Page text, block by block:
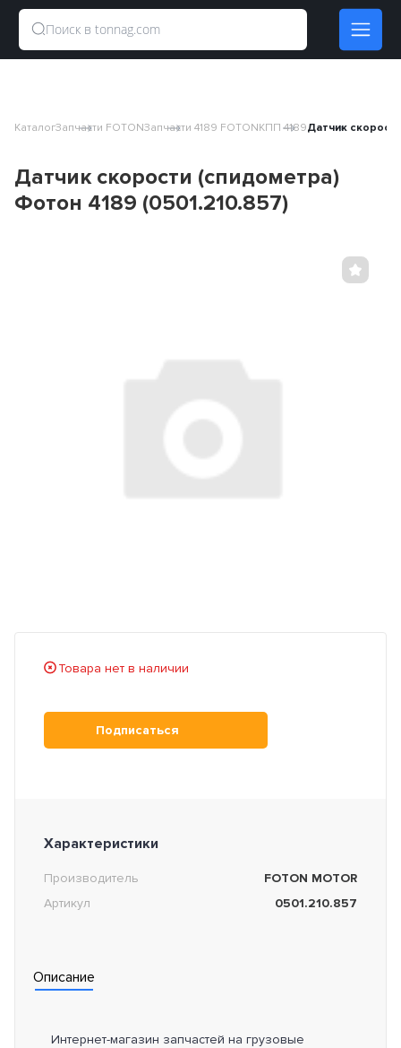
КаталогЗапчасти FOTONЗапчасти 4189 FOTONКПП 4189Датчик
Датчик скорости (спидометра)
Фотон 4189 (0501.210.857)
Товара нет в наличии
Подписаться
Характеристики
Производитель
FOTON MOTOR
Артикул
0501.210.857
Описание
Интернет-магазин запчастей на грузовые